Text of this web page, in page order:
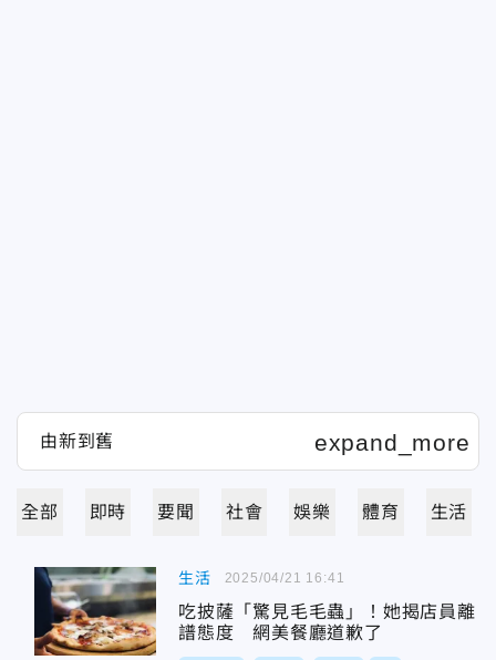
全部 即時 要聞 社會 娛樂 體育 生活
生活
吃披薩「驚見毛毛蟲」！她揭店員離
譜態度 網美餐廳道歉了
2025/04/21 16:41